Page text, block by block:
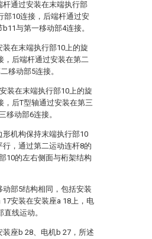
通过安装在末端执行部
部10连接，后端杆通过安
与第一移动部4连接。
在末端执行部10上的旋
，后端杆通过安装在第二
移动部5连接。
装在末端执行部10上的旋
，后T型轴通过安装在第三
移动部6连接。
机构保持末端执行部10
，通过第二运动连杆8的
10的左右侧面与桁架结构
部5结构相同，包括安装
安装在安装座a 18上，电
线运动。
座b 28、电机b 27，所述